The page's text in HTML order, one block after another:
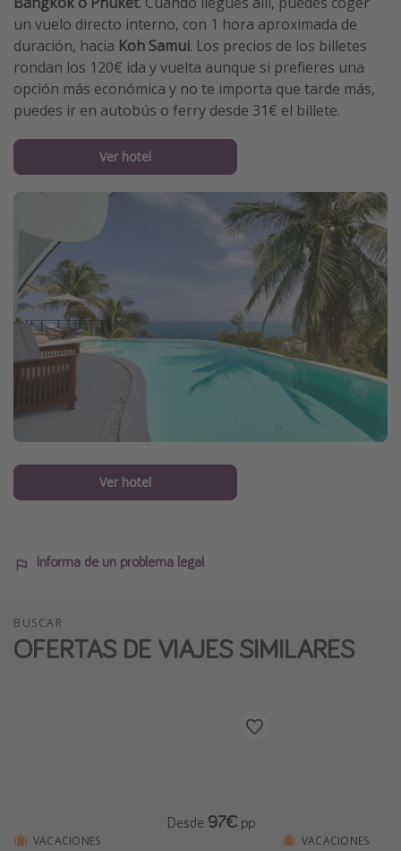
un vuelo directo interno, con 1 hora aproximada de
duración, hacia Koh Samui. Los precios de los billetes
rondan los 120€ ida y vuelta aunque si prefieres una
opción más económica y no te importa que tarde más,
puedes ir en autobús o ferry desde 31€ el billete.
Ver hotel
Ver hotel
Informa de un problema legal
BUSCAR
OFERTAS DE VIAJES SIMILARES
VACACIONES
Desde 97€ pp
VACACIONES